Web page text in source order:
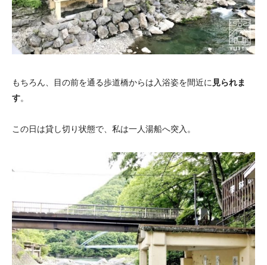
もちろん、目の前を通る歩道橋からは入浴姿を間近に 見られま
す。
この日は貸し切り状態で、私は一人湯船へ突入。